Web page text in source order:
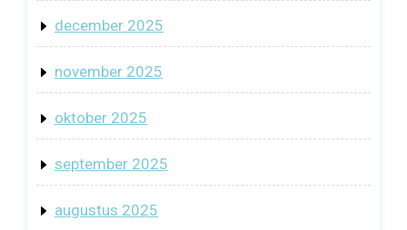
december 2025
november 2025
oktober 2025
september 2025
augustus 2025